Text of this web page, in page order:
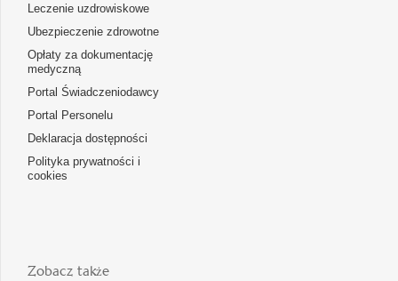
Leczenie uzdrowiskowe
Ubezpieczenie zdrowotne
Opłaty za dokumentację
medyczną
Portal Świadczeniodawcy
Portal Personelu
Deklaracja dostępności
Polityka prywatności i
cookies
Zobacz także